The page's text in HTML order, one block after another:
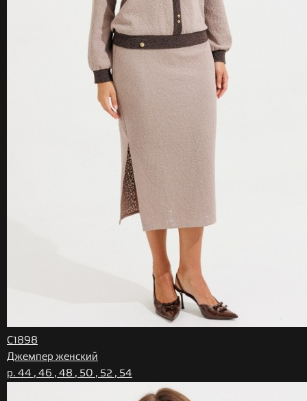
С1898
Джемпер женский
р. 44 , 46 , 48 , 50 , 52 , 54